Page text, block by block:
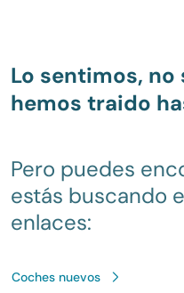
Lo sentimos,
hemos traido
Pero puedes
estás buscando
enlaces:
Coches nuevos